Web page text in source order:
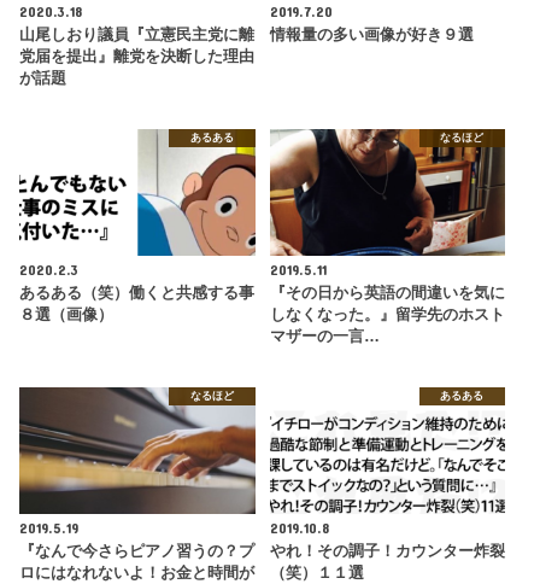
2020.3.18
山尾しおり議員『立憲民主党に離
党届を提出』離党を決断した理由
が話題
2019.7.20
情報量の多い画像が好き９選
あるある
2020.2.3
あるある（笑）働くと共感する事
８選（画像）
なるほど
2019.5.11
『その日から英語の間違いを気に
しなくなった。』留学先のホスト
マザーの一言…
なるほど
2019.5.19
『なんで今さらピアノ習うの？プ
ロにはなれないよ！お金と時間が
あるある
2019.10.8
やれ！その調子！カウンター炸裂
（笑）１１選